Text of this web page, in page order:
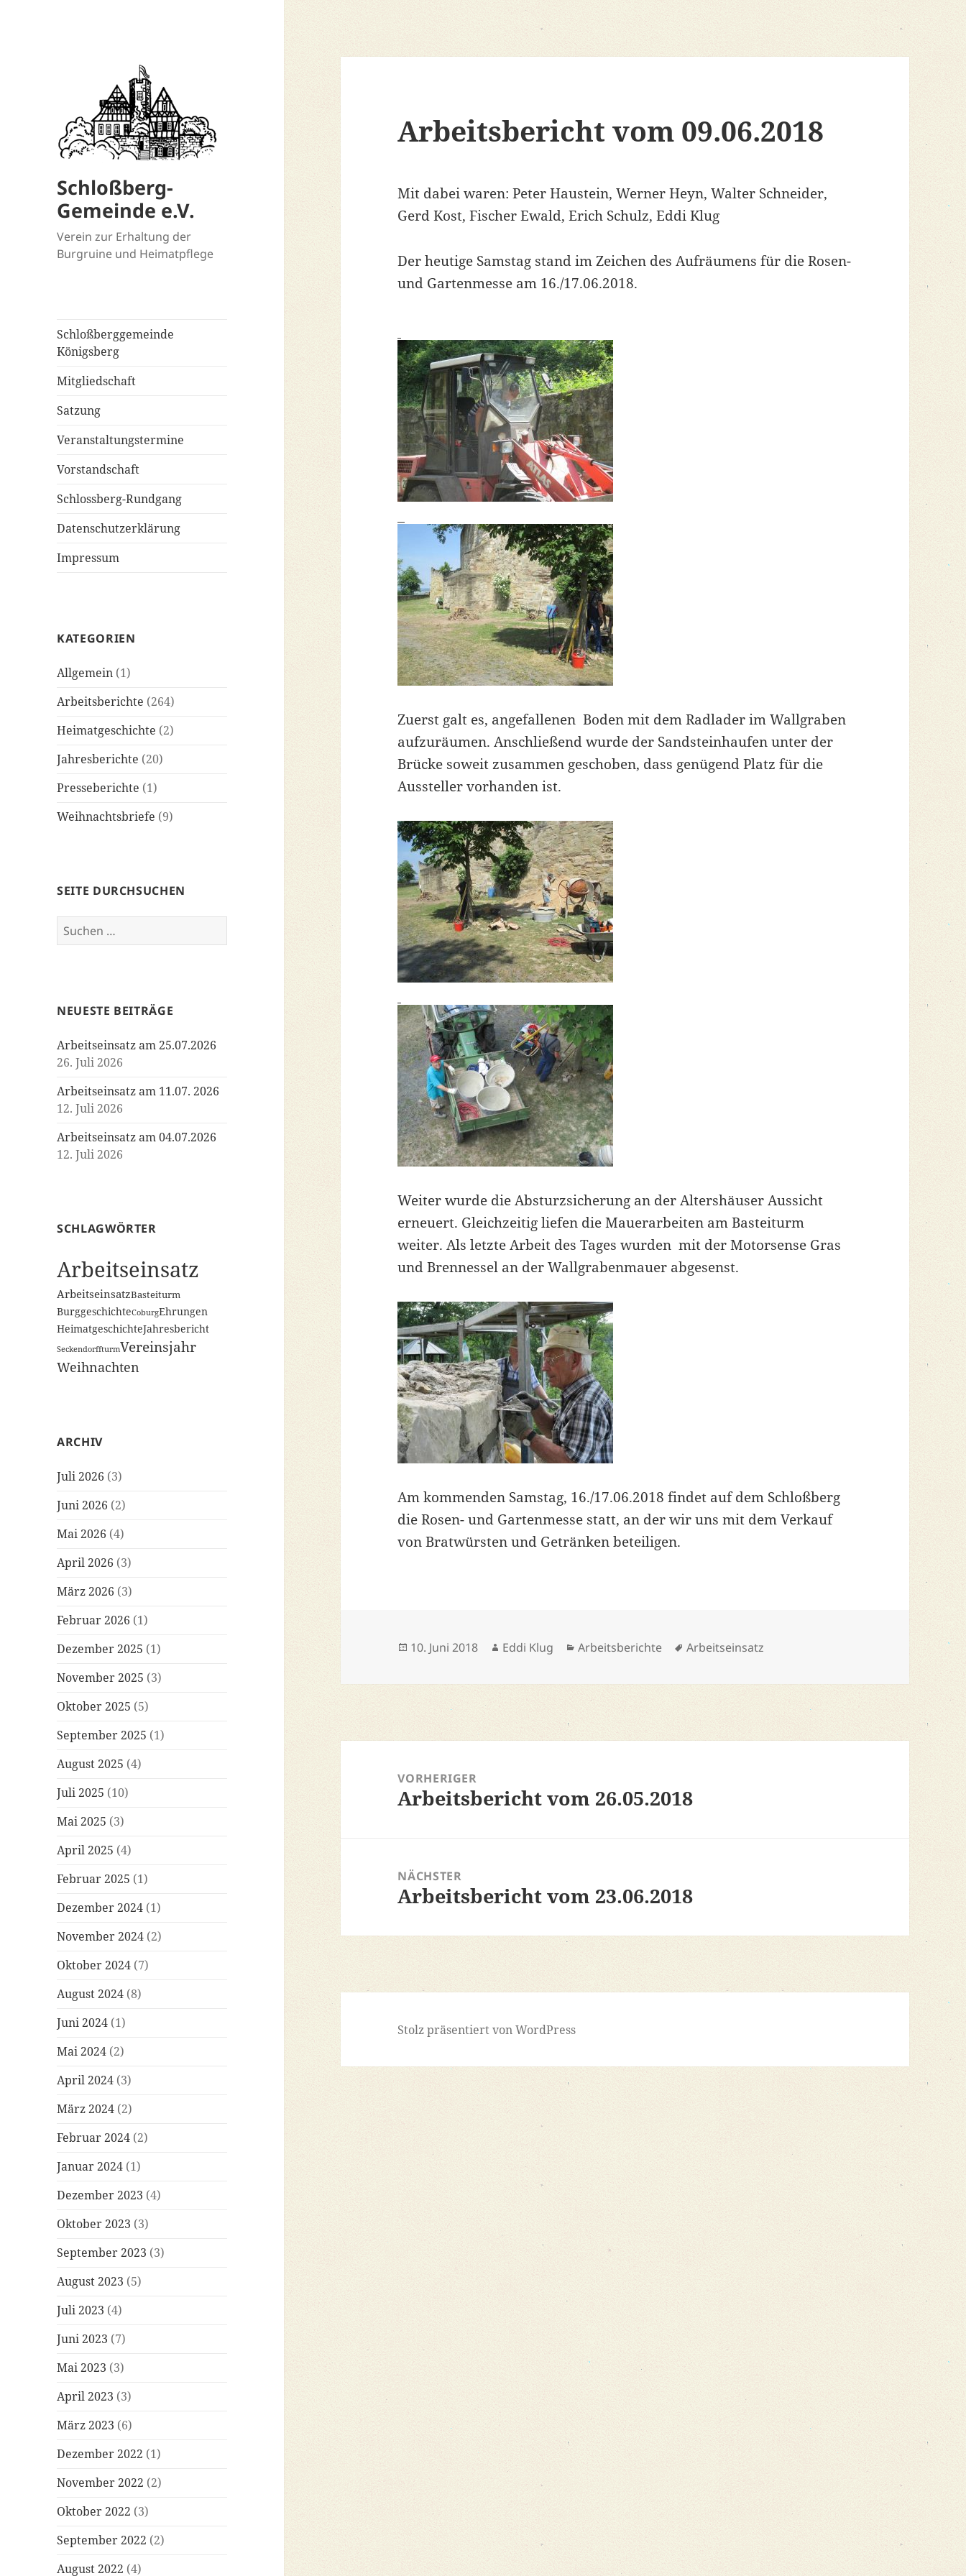
Schloßberg-
Gemeinde e.V.
Verein zur Erhaltung der
Burgruine und Heimatpflege
Schloßberggemeinde
Königsberg
Mitgliedschaft
Satzung
Veranstaltungstermine
Vorstandschaft
Schlossberg-Rundgang
Datenschutzerklärung
Impressum
KATEGORIEN
Allgemein (1)
Arbeitsberichte (264)
Heimatgeschichte (2)
Jahresberichte (20)
Presseberichte (1)
Weihnachtsbriefe (9)
SEITE DURCHSUCHEN
Suchen
nach:
NEUESTE BEITRÄGE
Arbeitseinsatz am 25.07.2026
26. Juli 2026
Arbeitseinsatz am 11.07. 2026
12. Juli 2026
Arbeitseinsatz am 04.07.2026
12. Juli 2026
SCHLAGWÖRTER
Arbeitseinsatz
ArbeitseinsatzBasteiturm
BurggeschichteCoburgEhrungen
HeimatgeschichteJahresbericht
SeckendorffturmVereinsjahr
Weihnachten
ARCHIV
Juli 2026 (3)
Juni 2026 (2)
Mai 2026 (4)
April 2026 (3)
März 2026 (3)
Februar 2026 (1)
Dezember 2025 (1)
November 2025 (3)
Oktober 2025 (5)
September 2025 (1)
August 2025 (4)
Juli 2025 (10)
Mai 2025 (3)
April 2025 (4)
Februar 2025 (1)
Dezember 2024 (1)
November 2024 (2)
Oktober 2024 (7)
August 2024 (8)
Juni 2024 (1)
Mai 2024 (2)
April 2024 (3)
März 2024 (2)
Februar 2024 (2)
Januar 2024 (1)
Dezember 2023 (4)
Oktober 2023 (3)
September 2023 (3)
August 2023 (5)
Juli 2023 (4)
Juni 2023 (7)
Mai 2023 (3)
April 2023 (3)
März 2023 (6)
Dezember 2022 (1)
November 2022 (2)
Oktober 2022 (3)
September 2022 (2)
August 2022 (4)
Arbeitsbericht vom 09.06.2018
Mit dabei waren: Peter Haustein, Werner Heyn, Walter Schneider,
Gerd Kost, Fischer Ewald, Erich Schulz, Eddi Klug
Der heutige Samstag stand im Zeichen des Aufräumens für die Rosen-
und Gartenmesse am 16./17.06.2018.
Zuerst galt es, angefallenen Boden mit dem Radlader im Wallgraben
aufzuräumen. Anschließend wurde der Sandsteinhaufen unter der
Brücke soweit zusammen geschoben, dass genügend Platz für die
Aussteller vorhanden ist.
Weiter wurde die Absturzsicherung an der Altershäuser Aussicht
erneuert. Gleichzeitig liefen die Mauerarbeiten am Basteiturm
weiter. Als letzte Arbeit des Tages wurden mit der Motorsense Gras
und Brennessel an der Wallgrabenmauer abgesenst.
Am kommenden Samstag, 16./17.06.2018 findet auf dem Schloßberg
die Rosen- und Gartenmesse statt, an der wir uns mit dem Verkauf
von Bratwürsten und Getränken beteiligen.
Veröffentlicht
10. Juni 2018 Autor
Eddi Klug Kategorien
Arbeitsberichte Schlagwörter
Arbeitseinsatz
VORHERIGER
Vorheriger
Arbeitsbericht vom 26.05.2018
NÄCHSTER
Nächster
Arbeitsbericht vom 23.06.2018
Stolz präsentiert von WordPress